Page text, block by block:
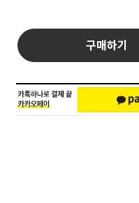
구매하기